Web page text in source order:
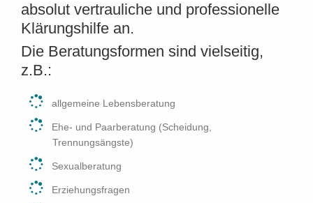
absolut vertrauliche und professionelle
Klärungshilfe an.
Die Beratungsformen sind vielseitig,
z.B.:
allgemeine Lebensberatung
Ehe- und Paarberatung (Scheidung,
Trennungsängste)
Sexualberatung
Erziehungsfragen